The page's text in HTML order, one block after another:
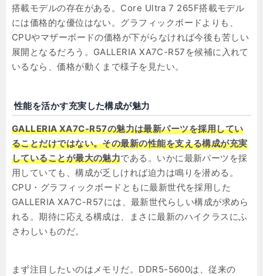
搭載モデルの存在がある。Core Ultra 7 265F搭載モデル
には価格的な優位はない。グラフィックボードよりも、
CPUやマザーボードの価格が下がらなければ今後も苦しい
展開となるだろう。GALLERIA XA7C-R57を候補に入れて
いるなら、価格が動くまで様子を見たい。
性能を活かす充実した構成が魅力
GALLERIA XA7C-R57の魅力は最新パーツを採用してい
ることだけではない。その最新の性能を支える構成が充実
していることが最大の魅力である。いかに最新パーツを採
用していても、構成が乏しければ迫力は鳴りを潜める。
CPU・グラフィックボードともに最新世代を採用した
GALLERIA XA7C-R57には、最新世代らしい構成が求めら
れる。期待に応える構成は、まさに最新のハイクラスにふ
さわしいものだ。
まず注目したいのはメモリだ。DDR5-5600は、従来の